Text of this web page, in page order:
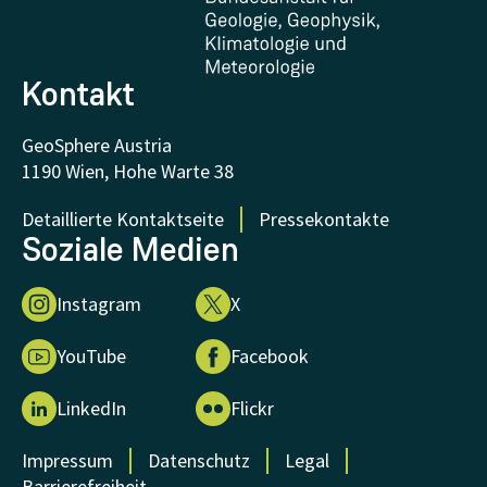
FAQ - Häufig gestellte Fragen
Forschung unterstützen
Kontakt
GeoSphere Austria
1190 Wien, Hohe Warte 38
Detaillierte Kontaktseite
Pressekontakte
Soziale Medien
Instagram X
YouTube Facebook
LinkedIn Flickr
Impressum Datenschutz
Legal